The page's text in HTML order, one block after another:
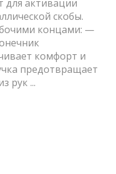
для активации
скобы.
концами: —
комфорт и
предотвращает
рук ...